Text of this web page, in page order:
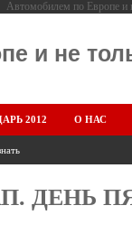
Автомобилем по Европе и
и не
2012 О НАС
ДЕНЬ